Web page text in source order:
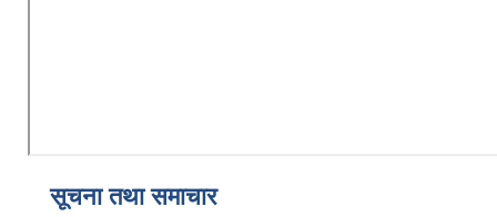
सूचना तथा समाचार